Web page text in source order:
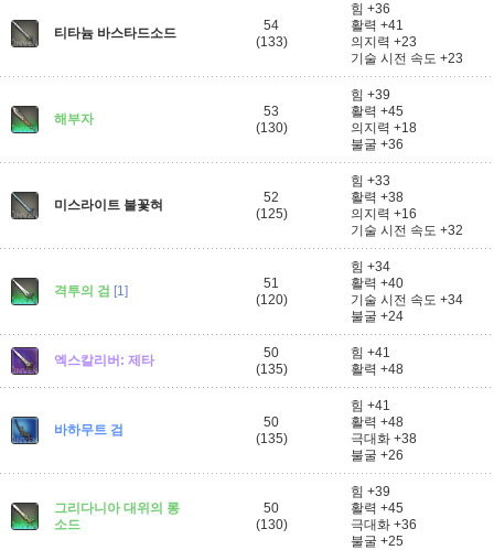
티타늄 바스타드소드
54
(133)
힘 +36
활력 +41
의지력 +23
기술 시전 속도 +23
해부자
53
(130)
힘 +39
활력 +45
의지력 +18
불굴 +36
미스라이트 불꽃혀
52
(125)
힘 +33
활력 +38
의지력 +16
기술 시전 속도 +32
격투의 검 [1]
51
(120)
힘 +34
활력 +40
기술 시전 속도 +34
불굴 +24
엑스칼리버: 제타
50
(135)
힘 +41
활력 +48
바하무트 검
50
(135)
힘 +41
활력 +48
극대화 +38
불굴 +26
그리다니아 대위의 롱
소드
50
(130)
힘 +39
활력 +45
극대화 +36
불굴 +25